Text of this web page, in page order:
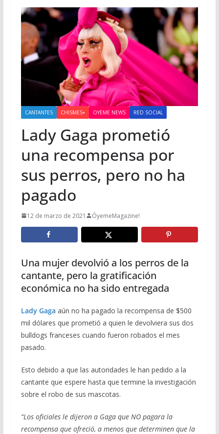
CANTANTES CHISMES+ OYEME NEWS RED SOCIAL
Lady Gaga prometió
una recompensa por
sus perros, pero no ha
pagado
12 de marzo de 2021 ÓyemeMagazine!
Una mujer devolvió a los perros de la
cantante, pero la gratificación
económica no ha sido entregada
Lady Gaga aún no ha pagado la recompensa de $500
mil dólares que prometió a quien le devolviera sus dos
bulldogs franceses cuando fueron robados el mes
pasado.
Esto debido a que las autoridades le han pedido a la
cantante que espere hasta que termine la investigación
sobre el robo de sus mascotas.
“Los oficiales le dijeron a Gaga que NO pagara la
recompensa que ofreció, a menos que determinen que la